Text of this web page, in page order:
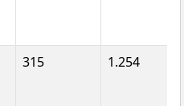
315 1.254